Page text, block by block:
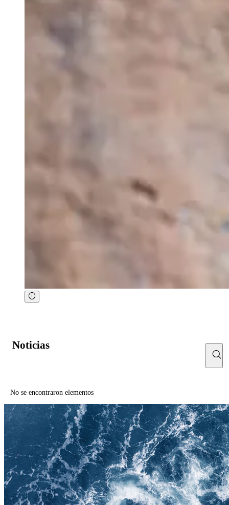
Noticias
No se encontraron elementos